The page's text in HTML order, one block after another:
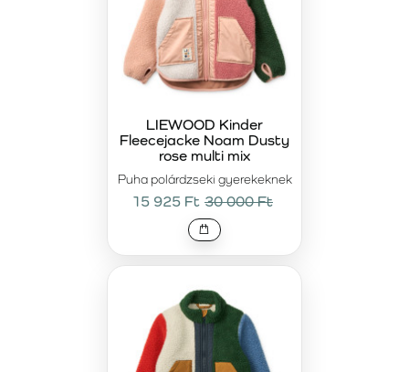
is megőrzik formájukat és komfortjukat. Az időtálló
megjelenés könnyen kombinálható a LIEWOOD kollekció
további darabjaival, harmonikus és stílusos ruhatárat
teremtve minden évszakban.
Puha polárdzseki gyerekeknek
LIEWOOD Kinder
Fleecejacke Noam Dusty
rose multi mix
15 925 Ft 30 000 Ft